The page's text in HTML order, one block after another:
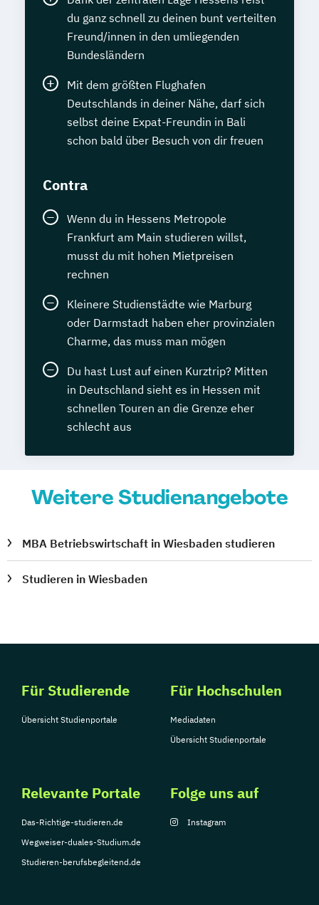
du ganz schnell zu deinen bunt verteilten
Freund/innen in den umliegenden
Bundesländern
Mit dem größten Flughafen
Deutschlands in deiner Nähe, darf sich
selbst deine Expat-Freundin in Bali
schon bald über Besuch von dir freuen
Contra
Wenn du in Hessens Metropole
Frankfurt am Main studieren willst,
musst du mit hohen Mietpreisen
rechnen
Kleinere Studienstädte wie Marburg
oder Darmstadt haben eher provinzialen
Charme, das muss man mögen
Du hast Lust auf einen Kurztrip? Mitten
in Deutschland sieht es in Hessen mit
schnellen Touren an die Grenze eher
schlecht aus
Weitere Studienangebote
MBA Betriebswirtschaft in Wiesbaden studieren
Studieren in Wiesbaden
Für Studierende
Übersicht Studienportale
Für Hochschulen
Mediadaten
Übersicht Studienportale
Relevante Portale
Das-Richtige-studieren.de
Wegweiser-duales-Studium.de
Studieren-berufsbegleitend.de
Folge uns auf
Instagram